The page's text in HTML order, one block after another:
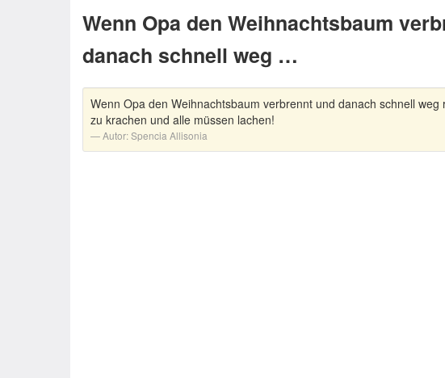
Wenn Opa den Weihnachtsbaum
danach schnell weg …
Wenn Opa den Weihnachtsbaum verbrennt und danach schnell
zu krachen und alle müssen lachen!
Autor:Spencia Allisonia